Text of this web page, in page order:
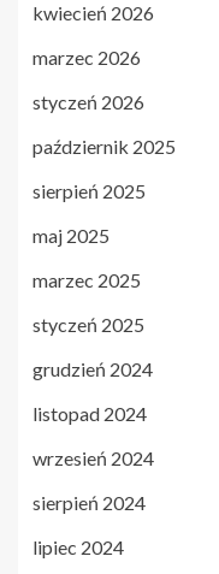
kwiecień 2026
marzec 2026
styczeń 2026
październik 2025
sierpień 2025
maj 2025
marzec 2025
styczeń 2025
grudzień 2024
listopad 2024
wrzesień 2024
sierpień 2024
lipiec 2024